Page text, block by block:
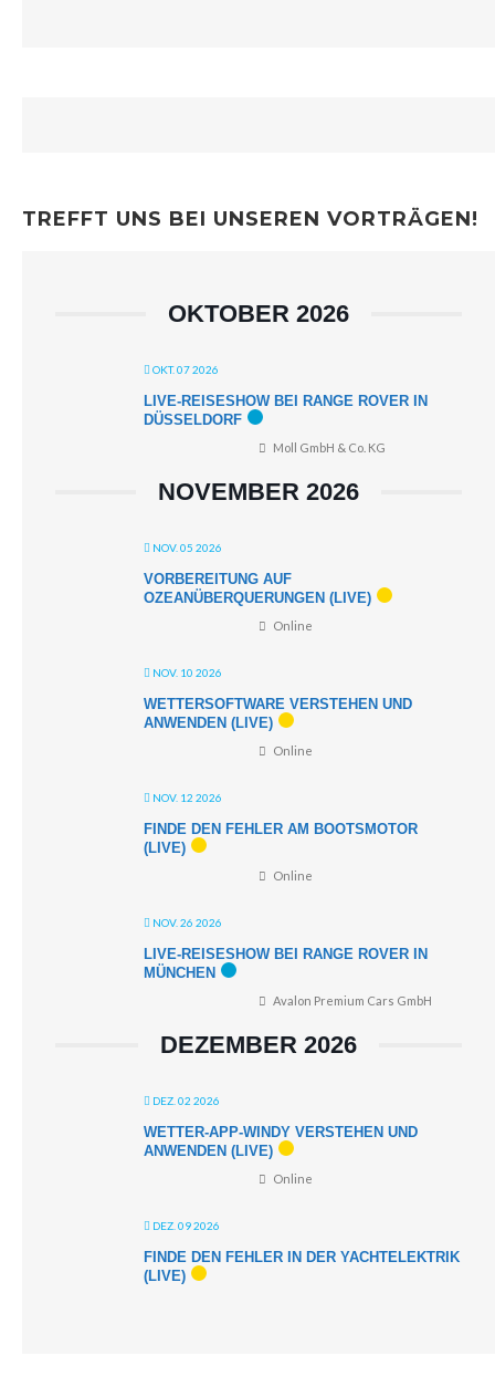
TREFFT UNS BEI UNSEREN VORTRÄGEN!
OKTOBER 2026
OKT. 07 2026
LIVE-REISESHOW BEI RANGE ROVER IN
DÜSSELDORF
Moll GmbH & Co. KG
NOVEMBER 2026
NOV. 05 2026
VORBEREITUNG AUF
OZEANÜBERQUERUNGEN (LIVE)
Online
NOV. 10 2026
WETTERSOFTWARE VERSTEHEN UND
ANWENDEN (LIVE)
Online
NOV. 12 2026
FINDE DEN FEHLER AM BOOTSMOTOR
(LIVE)
Online
NOV. 26 2026
LIVE-REISESHOW BEI RANGE ROVER IN
MÜNCHEN
Avalon Premium Cars GmbH
DEZEMBER 2026
DEZ. 02 2026
WETTER-APP-WINDY VERSTEHEN UND
ANWENDEN (LIVE)
Online
DEZ. 09 2026
FINDE DEN FEHLER IN DER YACHTELEKTRIK
(LIVE)